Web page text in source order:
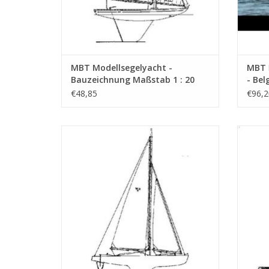
MBT Modellsegelyacht -
Bauzeichnung Maßstab 1 : 20
(10.08.001)
€48,85
-
MBT Jugendsegelyacht "Marjolein" -
Bauzeichnung Maßstab 1 : 20 (10.08.006)
ZUM WARENKORB HINZUFÜGEN